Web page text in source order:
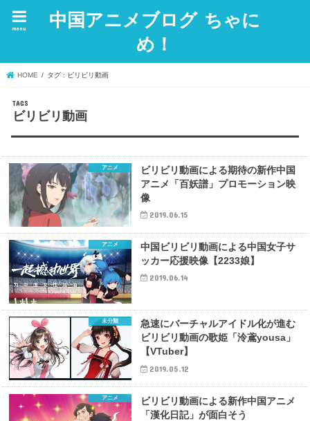
中国アニメブログ ちゃに
め！
menu
HOME タグ : ビリビリ動画
ビリビリ動画
アニメ
ビリビリ動画による期待の新作中国
アニメ「百妖譜」プロモーション映
像
2019.06.15
アニメ
中国ビリビリ動画による中国女子サ
ッカー応援映像【2233娘】
2019.06.14
未分類
急速にバーチャルアイドル化が進む
ビリビリ動画の歌姫「泠鳶yousa」
【VTuber】
2019.05.12
アニメ
ビリビリ動画による新作中国アニメ
「漢化日記」が面白そう